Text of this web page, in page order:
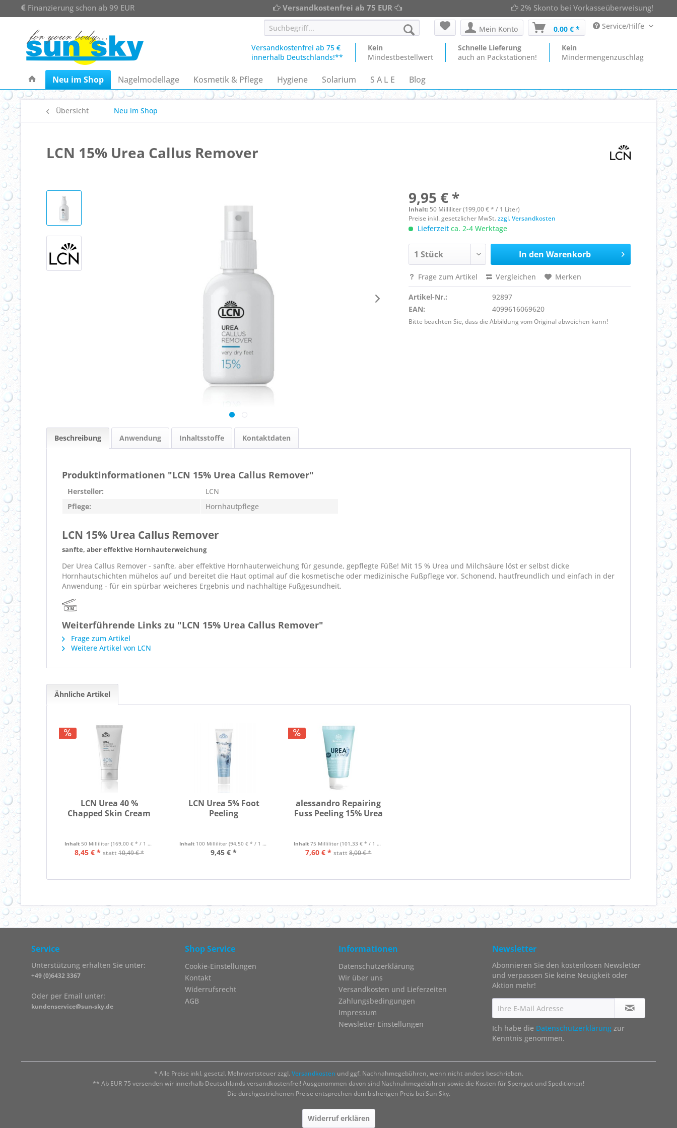
Finanzierung schon ab 99 EUR Versandkostenfrei ab 75 EUR 2% Skonto bei Vorkasseüberweisung!
Mein Konto 0,00 € * Service/Hilfe
Versandkostenfrei ab 75 €
innerhalb Deutschlands!**
Kein
Mindestbestellwert
Schnelle Lieferung
auch an Packstationen!
Kein
Mindermengenzuschlag
Neu im Shop Nagelmodellage Kosmetik & Pflege Hygiene Solarium S A L E Blog
Übersicht Neu im Shop
LCN 15% Urea Callus Remover
9,95 € *
Inhalt: 50 Milliliter (199,00 € * / 1 Liter)
Preise inkl. gesetzlicher MwSt.zzgl. Versandkosten
Lieferzeit ca. 2-4 Werktage
In den Warenkorb
Frage zum Artikel Vergleichen Merken
Artikel-Nr.:
92897
EAN:
4099616069620
Bitte beachten Sie, dass die Abbildung vom Original abweichen kann!
Beschreibung Anwendung Inhaltsstoffe Kontaktdaten
Produktinformationen "LCN 15% Urea Callus Remover"
Hersteller:
LCN
Pflege:
Hornhautpflege
LCN 15% Urea Callus Remover
sanfte, aber effektive Hornhauterweichung
Der Urea Callus Remover - sanfte, aber effektive Hornhauterweichung für gesunde, gepflegte Füße! Mit 15 % Urea und Milchsäure löst er selbst dicke
Hornhautschichten mühelos auf und bereitet die Haut optimal auf die kosmetische oder medizinische Fußpflege vor. Schonend, hautfreundlich und einfach in der
Anwendung - für ein spürbar weicheres Ergebnis und nachhaltige Fußgesundheit.
Weiterführende Links zu "LCN 15% Urea Callus Remover"
Frage zum Artikel
Weitere Artikel von LCN
Ähnliche Artikel
LCN Urea 40 %
Chapped Skin Cream
Inhalt 50 Milliliter (169,00 € * / 1 Liter)
8,45 € * statt10,49 € *
LCN Urea 5% Foot
Peeling
Inhalt 100 Milliliter (94,50 € * / 1 Liter)
9,45 € *
alessandro Repairing
Fuss Peeling 15% Urea
Inhalt75 Milliliter(101,33 € * / 1 Liter)
7,60 € * statt8,00 € *
Service
Unterstützung erhalten Sie unter:
+49 (0)6432 3367
Oder per Email unter:
kundenservice@sun-sky.de
Shop Service
Cookie-Einstellungen
Kontakt
Widerrufsrecht
AGB
Informationen
Datenschutzerklärung
Wir über uns
Versandkosten und Lieferzeiten
Zahlungsbedingungen
Impressum
Newsletter Einstellungen
Newsletter
Abonnieren Sie den kostenlosen Newsletter
und verpassen Sie keine Neuigkeit oder
Aktion mehr!
Ich habe die Datenschutzerklärung zur
Kenntnis genommen.
* Alle Preise inkl. gesetzl. Mehrwertsteuer zzgl. Versandkosten und ggf. Nachnahmegebühren, wenn nicht anders beschrieben.
** Ab EUR 75 versenden wir innerhalb Deutschlands versandkostenfrei! Ausgenommen davon sind Nachnahmegebühren sowie die Kosten für Sperrgut und Speditionen!
Die durchgestrichenen Preise entsprechen dem bisherigen Preis bei Sun Sky.
Widerruf erklären